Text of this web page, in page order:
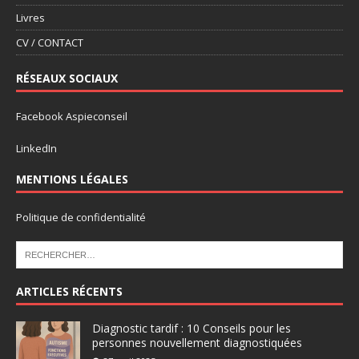
Livres
CV / CONTACT
RÉSEAUX SOCIAUX
Facebook Aspieconseil
LinkedIn
MENTIONS LÉGALES
Politique de confidentialité
ARTICLES RÉCENTS
Diagnostic tardif : 10 Conseils pour les
personnes nouvellement diagnostiquées